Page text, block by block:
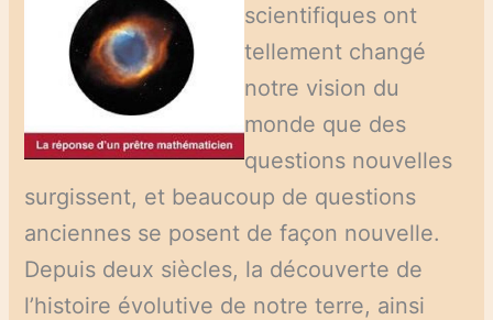
scientifiques ont
tellement changé
notre vision du
monde que des
questions nouvelles
surgissent, et beaucoup de questions
anciennes se posent de façon nouvelle.
Depuis deux siècles, la découverte de
l’histoire évolutive de notre terre, ainsi